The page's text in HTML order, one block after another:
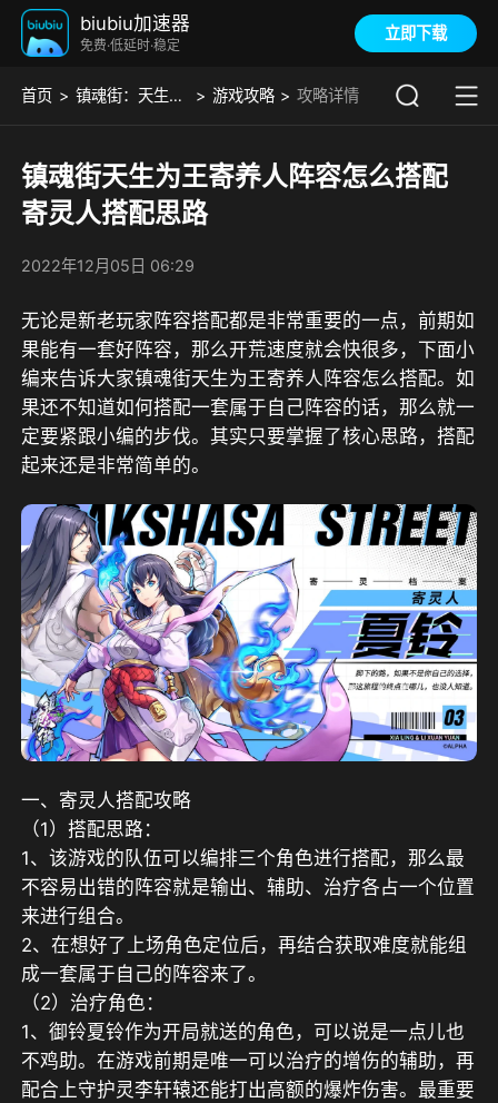
biubiu加速器
免费·低延时·稳定
立即下载
首页 镇魂街：天生为王 游戏攻略 攻略详情
镇魂街天生为王寄养人​阵容怎么搭配
寄灵人搭配思路
2022年12月05日 06:29
无论是新老玩家阵容搭配都是非常重要的一点，前期如
果能有一套好阵容，那么开荒速度就会快很多，下面小
编来告诉大家镇魂街天生为王寄养人阵容怎么搭配。如
果还不知道如何搭配一套属于自己阵容的话，那么就一
定要紧跟小编的步伐。其实只要掌握了核心思路，搭配
起来还是非常简单的。
一、寄灵人搭配攻略
（1）搭配思路：
1、该游戏的队伍可以编排三个角色进行搭配，那么最
不容易出错的阵容就是输出、辅助、治疗各占一个位置
来进行组合。
2、在想好了上场角色定位后，再结合获取难度就能组
成一套属于自己的阵容来了。
（2）治疗角色：
1、御铃夏铃作为开局就送的角色，可以说是一点儿也
不鸡助。在游戏前期是唯一可以治疗的增伤的辅助，再
配合上守护灵李轩辕还能打出高额的爆炸伤害。最重要